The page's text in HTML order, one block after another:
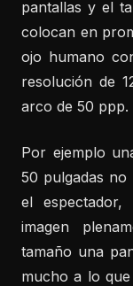
pantallas y el
colocan en
ojo humano
resolución de
arco de 50 ppp.
Por ejemplo
50 pulgadas no
el
imagen
tamaño una
mucho a lo